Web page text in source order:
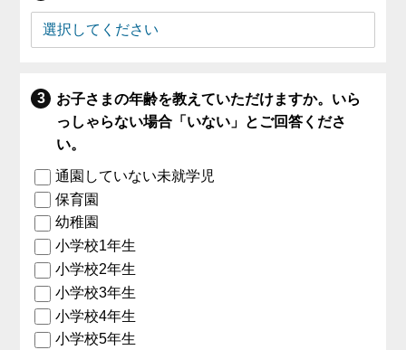
お子さまの年齢を教えていただけますか。いら
っしゃらない場合「いない」とご回答くださ
い。
通園していない未就学児
保育園
幼稚園
小学校1年生
小学校2年生
小学校3年生
小学校4年生
小学校5年生